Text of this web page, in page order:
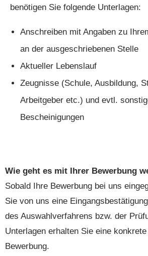
benötigen Sie folgende Unterlagen:
Anschreiben mit Angaben zu
an der ausgeschriebenen Stelle
Aktueller Lebenslauf
Zeugnisse (Schule, Ausbildung,
Arbeitgeber etc.) und evtl.
Bescheinigungen
Wie geht es mit Ihrer Bewerbung
Sobald Ihre Bewerbung bei uns
Sie von uns eine
des Auswahlverfahrens bzw. der
Unterlagen erhalten Sie eine
Bewerbung.